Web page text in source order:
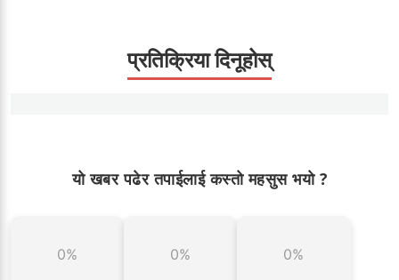
प्रतिक्रिया दिनूहोस्
यो खबर पढेर तपाईलाई कस्तो महसुस भयो ?
0% 0% 0%